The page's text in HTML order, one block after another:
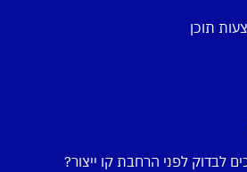
תוכן
לבדוק לפני הרחבת קו ייצור?